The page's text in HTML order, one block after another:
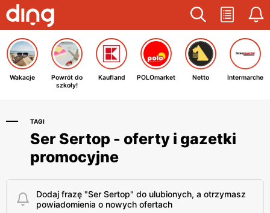
Wakacje
Powrót do
szkoły!
Kaufland POLOmarket Netto Intermarche
TAGI
Ser Sertop - oferty i gazetki
promocyjne
Dodaj frazę "Ser Sertop" do ulubionych, a otrzymasz
powiadomienia o nowych ofertach